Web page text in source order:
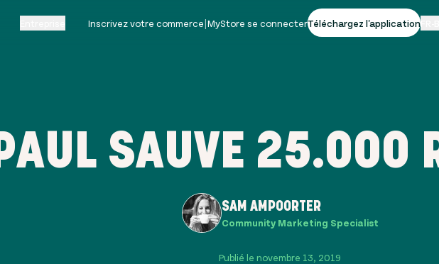
Inscrivez votre commerce|MyStore se connecterTéléchargez l'application
PAUL SAUVE 25.000
SAM AMPOORTER
Community Marketing Specialist
Publié le novembre 13, 2019